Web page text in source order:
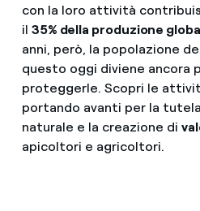
con la loro attività
il 35% della produzione
anni, però, la popolazione
questo oggi diviene ancora
proteggerle. Scopri le
portando avanti per la
naturale e la creazione di
apicoltori e agricoltori.